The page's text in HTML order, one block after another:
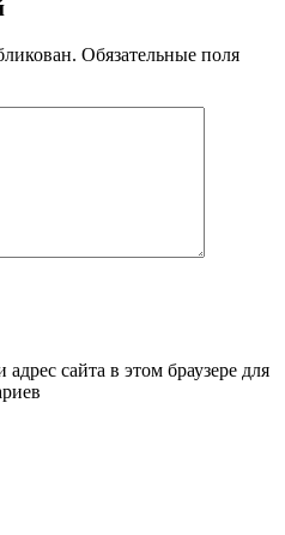
Обязательные поля
сайта в этом браузере для